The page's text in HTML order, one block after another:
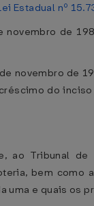
Estadual nº
de
novembro de
do
ao Tribunal
bem como
uma e quais os